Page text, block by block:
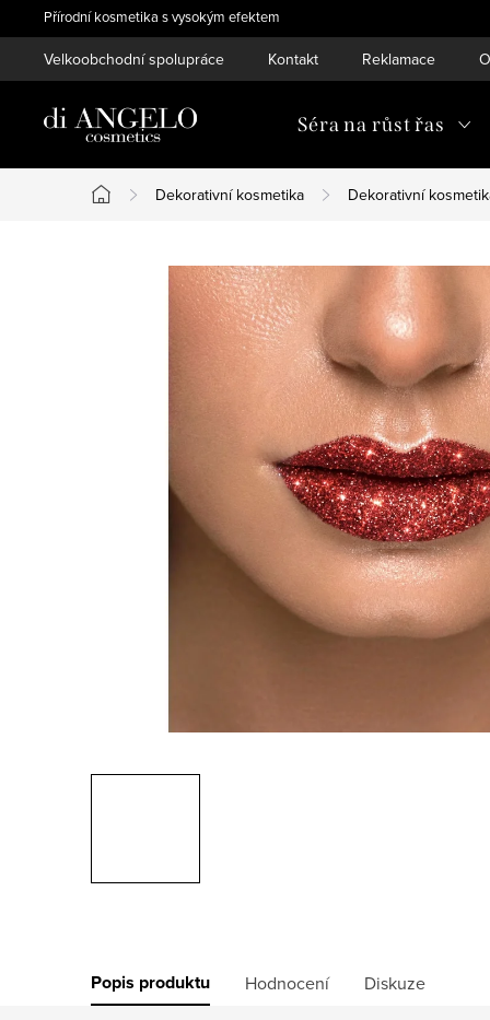
na
Přírodní kosmetika s vysokým efektem
Velkoobchodní spolupráce Kontakt Reklamace
Séra na růst řas
Domů
Dekorativní kosmetika Dekorativní
Popis produktu Hodnocení Diskuze